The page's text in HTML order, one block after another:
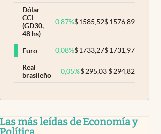
Dólar
CCL
(GD30,
48 hs)
0,87%$1585,52$1576,89
Euro 0,08%$1733,27$1731,97
Real
brasileño
0,05% $295,03 $294,82
Las más leídas de Economía y
Política